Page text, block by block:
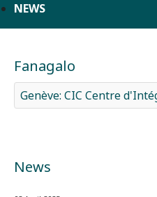
NEWS
Fanagalo
Genève: CIC Centre
News